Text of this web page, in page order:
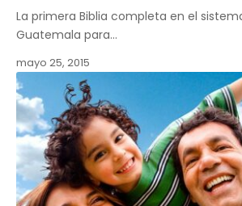
La primera Biblia completa en el
Guatemala para…
mayo 25, 2015